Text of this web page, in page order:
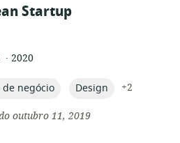
Startup
.
publicação:
2020
negócio topic:
Design
+2
outubro 11, 2019